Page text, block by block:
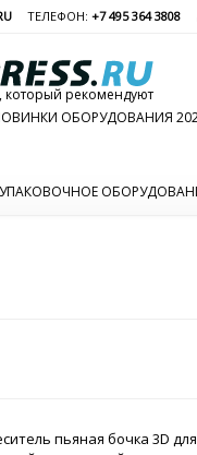
ТЕЛЕФОН: +7 495 364 3808
рекомендуют
ОБОРУДОВАНИЯ
УПАКОВОЧНОЕ
пьяная бочка 3D